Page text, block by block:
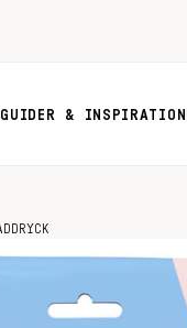
GUIDER & INSPIRATION